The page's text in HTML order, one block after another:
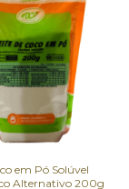
em Pó Solúvel
Alternativo 200g